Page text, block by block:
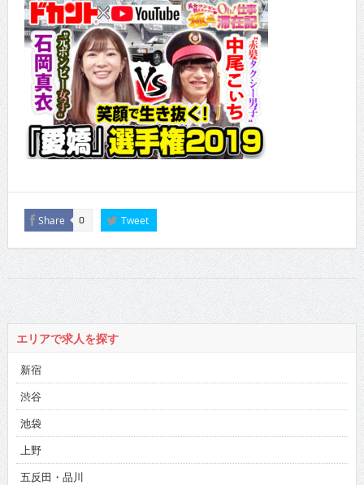
Share 0 Tweet
エリアで求人を探す
新宿
渋谷
池袋
上野
五反田・品川